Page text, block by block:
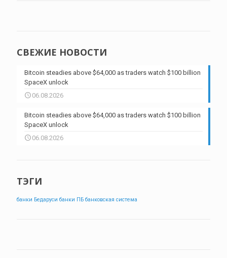
СВЕЖИЕ НОВОСТИ
Bitcoin steadies above $64,000 as traders watch $100 billion
SpaceX unlock
06.08.2026
Bitcoin steadies above $64,000 as traders watch $100 billion
SpaceX unlock
06.08.2026
ТЭГИ
банки Бедаруси банки ПБ банковская система